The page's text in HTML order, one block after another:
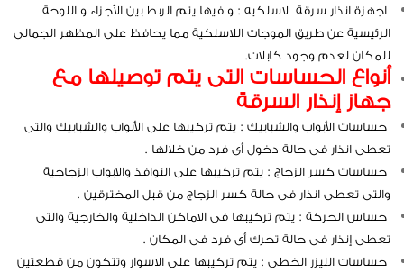
اجهزة انذار سرقة لاسلكيه : و فيها يتم الربط بين الأجزاء و اللوحة
الرئيسية عن طريق الموجات اللاسلكية مما يحافظ على المظهر الجمالى
للمكان لعدم وجود كابلات.
أنواع الحساسات التى يتم توصيلها مع
جهاز إنذار السرقة
حساسات الأبواب والشبابيك : يتم تركيبها على الأبواب والشبابيك والتى
تعطى انذار فى حالة دخول أى فرد من خلالها .
حساسات كسر الزجاج : يتم تركيبها على النوافذ والابواب الزجاجية
والتى تعطى انذار فى حالة كسر الزجاج من قبل المخترقين .
حساس الحركة : يتم تركيبها فى الاماكن الداخلية والخارجية والتى
تعطى إنذار فى حالة تحرك أى فرد فى المكان .
حساسات الليزر الخطى : يتم تركيبها على الاسوار وتتكون من قطعتين